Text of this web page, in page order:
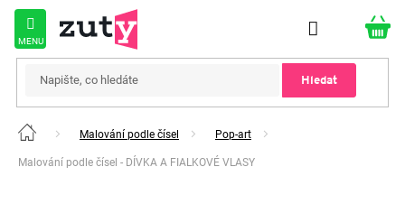
Přejít
obsah
Hledat
Domů Malování podle čísel Pop-art
Malování podle čísel - DÍVKA A FIALKOVÉ VLASY